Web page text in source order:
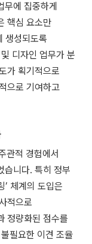
에 집중하게
핵심 요소만
생성되도록
디자인 업무가 분
가 획기적으로
으로 기여하고
관적 경험에서
습니다. 특히 정부
체계의 도입은
적으로
정량화된 점수를
필요한 이견 조율